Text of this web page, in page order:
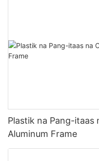
Plastik na Pang-itaas
Aluminum Frame